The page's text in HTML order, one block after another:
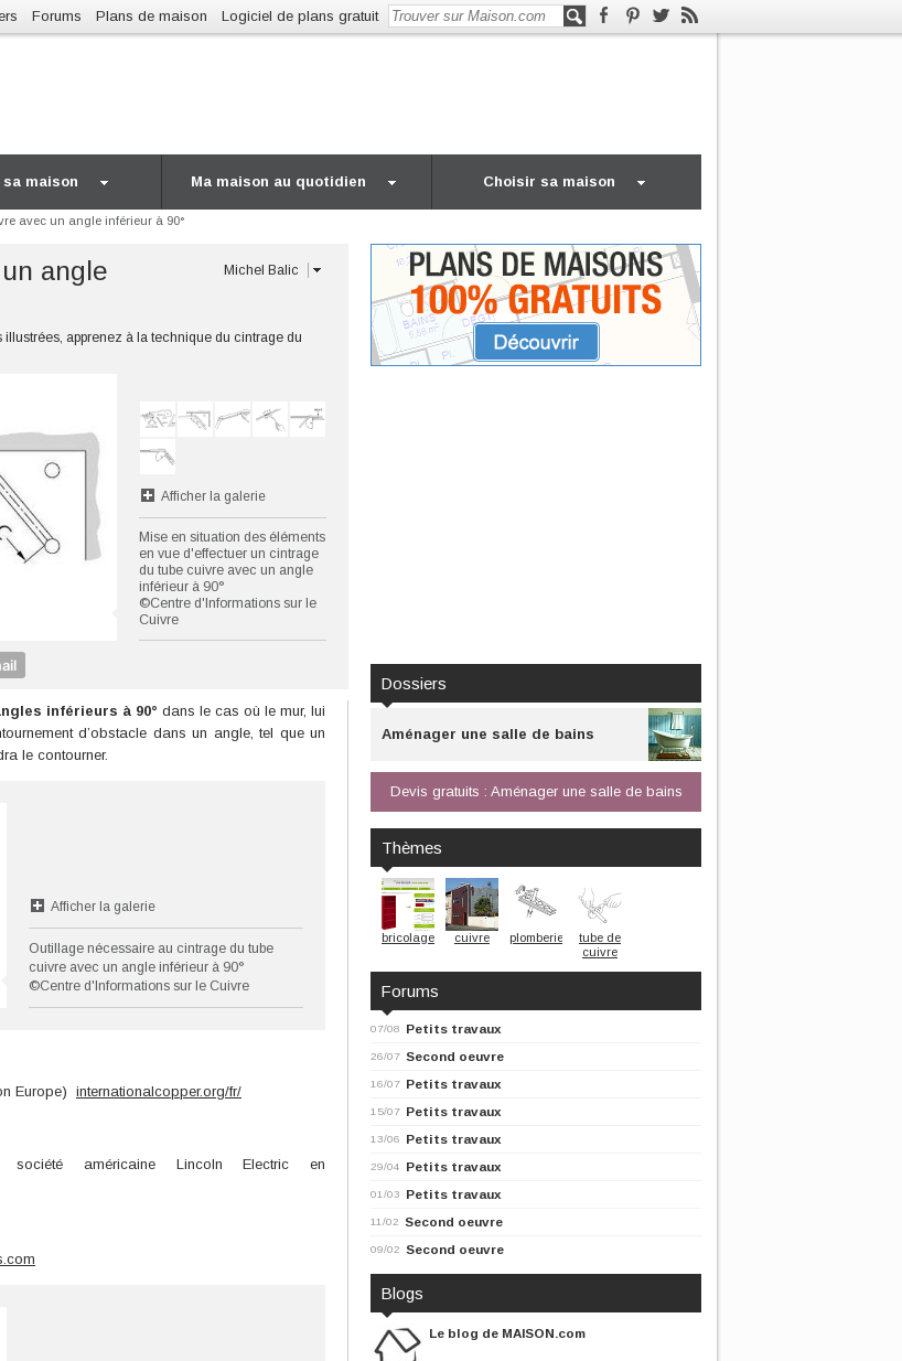
Forums Plans de maison Logiciel de plans gratuit
maison Ma maison au quotidien Choisir sa maison
avec un angle inférieur à 90°
angle
Michel Balic
apprenez à la technique du cintrage du
Afficher la galerie
Mise en situation des éléments
en vue d'effectuer un cintrage
du tube cuivre avec un angle
inférieur à 90°
©Centre d'Informations sur le
Cuivre
inférieurs à 90° dans le cas où le mur, lui
d’obstacle dans un angle, tel que un
le contourner.
Afficher la galerie
Outillage nécessaire au cintrage du tube
cuivre avec un angle inférieur à 90°
©Centre d'Informations sur le Cuivre
Europe) internationalcopper.org/fr/
américaine Lincoln Electric en
Dossiers
Aménager une salle de bains
Devis gratuits : Aménager une salle de bains
Thèmes
bricolage cuivre plomberie
tube de
cuivre
Forums
07/08 Petits travaux
26/07 Second oeuvre
16/07 Petits travaux
15/07 Petits travaux
13/06 Petits travaux
29/04 Petits travaux
01/03 Petits travaux
11/02 Second oeuvre
09/02 Second oeuvre
Blogs
Le blog de MAISON.com